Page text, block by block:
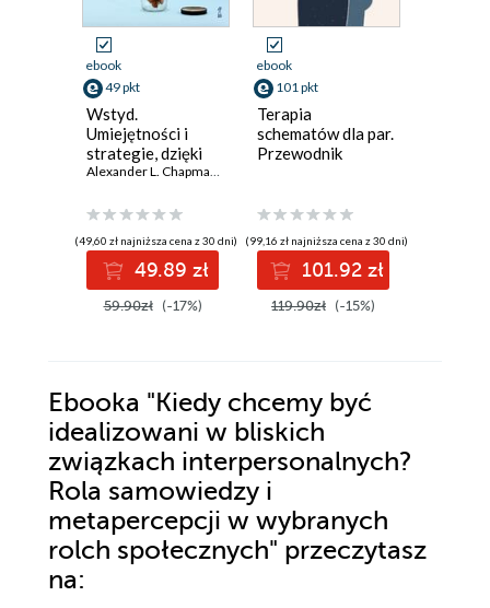
ebook
49 pkt
Wstyd.
Umiejętności i
strategie, dzięki
którym sobie z nim
Alexander L. Chapman,
(49,60 zł najniższa cena z 30 dni)
49.89 zł
59.90zł (-17%)
ebook
101 pkt
Terapia
schematów dla par.
Przewodnik
(99,16 zł najniższa cena z 30 dni)
101.92 zł
119.90zł (-15%)
Ebooka "Kiedy chcemy być
idealizowani w bliskich
związkach interpersonalnych?
Rola samowiedzy i
metapercepcji w wybranych
rolch społecznych" przeczytasz
na: